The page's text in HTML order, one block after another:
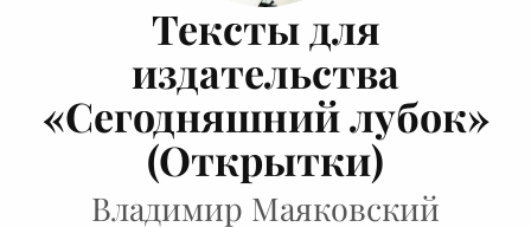
Тексты для
издательства
«Сегодняшний лубок»
(Открытки)
Владимир Маяковский